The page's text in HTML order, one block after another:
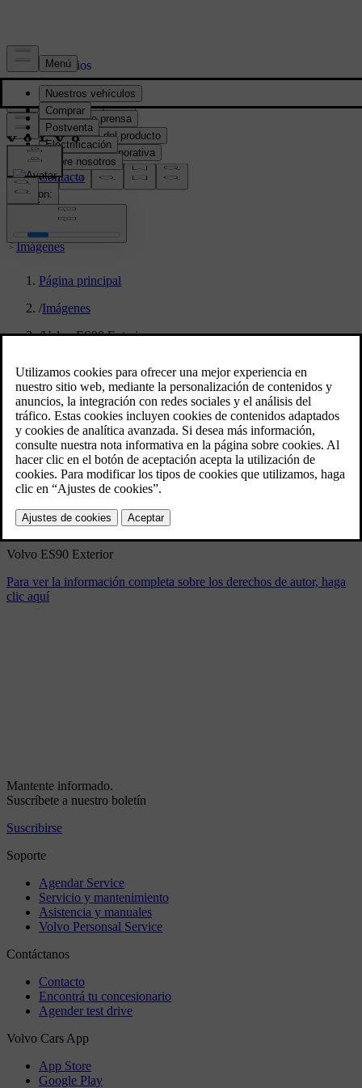
Prensa y Medios
Material de prensa
Información del producto
Información corporativa
Contacto de medios
location:
PY
Imágenes
Página principal
/Imágenes
/Volvo ES90 Exterior
Volvo ES90 Exterior
3/5/2025
Marcador
Compartir
Descargar
Volvo ES90 Exterior
Para ver la información completa sobre los derechos de autor, haga
clic aquí